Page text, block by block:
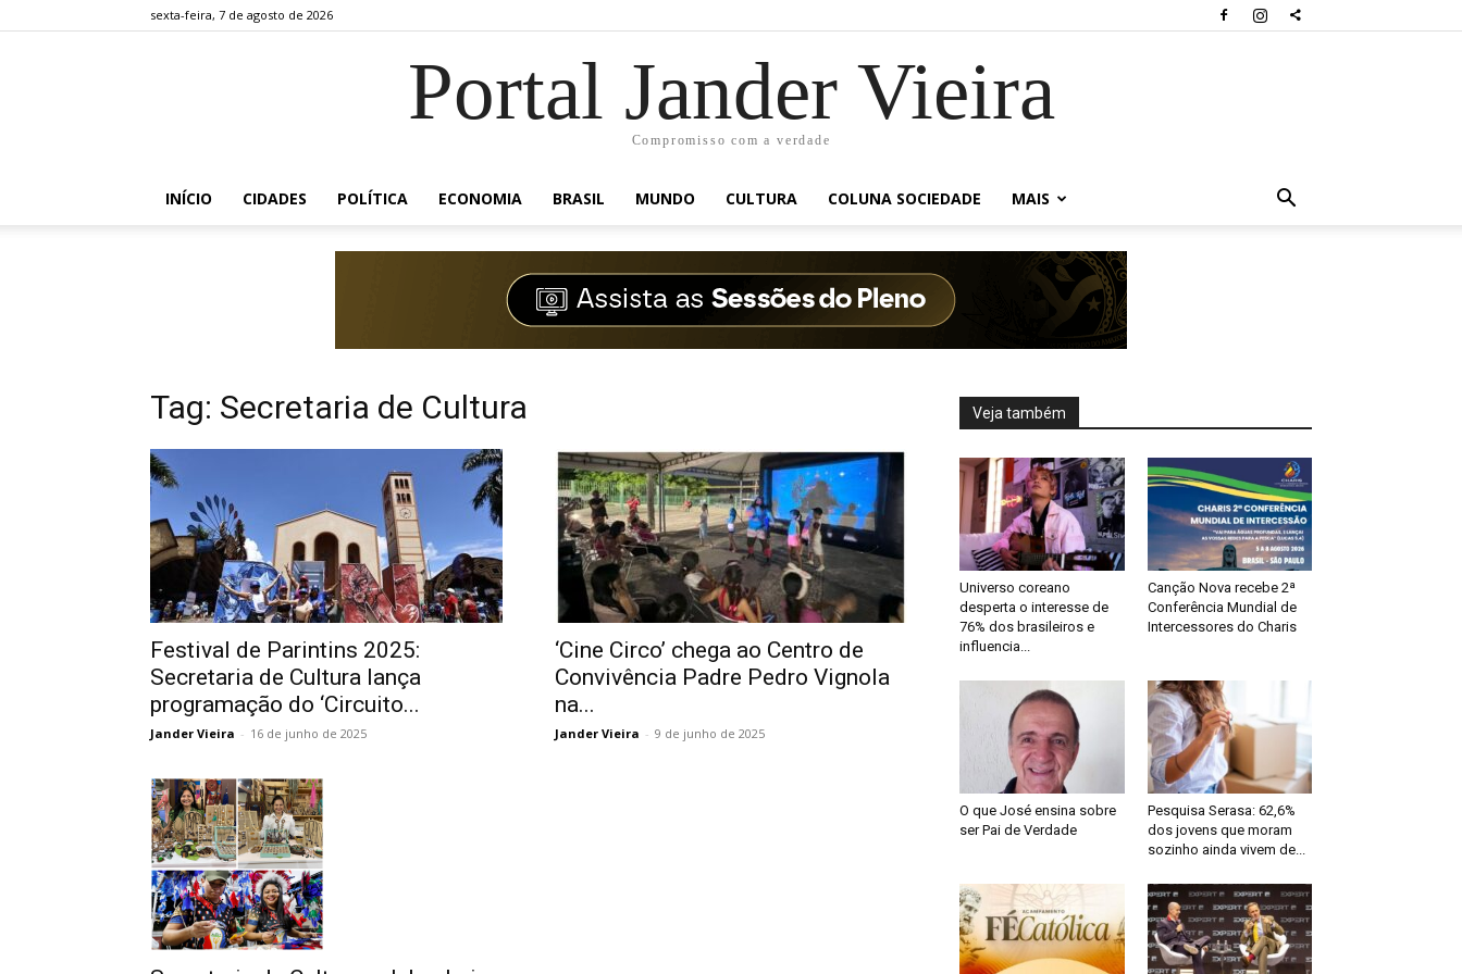
sexta-feira, 7 de agosto de 2026
Portal Jander Vieira
Compromisso com a verdade
INÍCIO CIDADES POLÍTICA ECONOMIA BRASIL MUNDO CULTURA COLUNA SOCIEDADE MAIS
Tag: Secretaria de Cultura
Festival de Parintins 2025:
Secretaria de Cultura lança
programação do ‘Circuito...
Jander Vieira - 16 de junho de 2025
‘Cine Circo’ chega ao Centro de
Convivência Padre Pedro Vignola
na...
Jander Vieira - 9 de junho de 2025
Veja também
Universo coreano
desperta o interesse de
76% dos brasileiros e
influencia...
Canção Nova recebe 2ª
Conferência Mundial de
Intercessores do Charis
O que José ensina sobre
ser Pai de Verdade
Pesquisa Serasa: 62,6%
dos jovens que moram
sozinho ainda vivem de...